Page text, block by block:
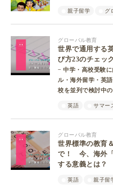
親子留学 グ
グローバル教育
世界で通用する
び方23のチェッ
− 中学・高校受験
ル・海外留学・英
校を並列で検討中
英語 サマー
グローバル教育
世界標準の教育
で！ 今、海外
する意義とは？
英語 親子留